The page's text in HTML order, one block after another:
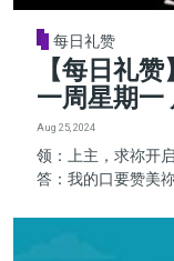
每日礼赞
【每日礼
一周星期一
Aug 25, 2024
领：上主，求祢开启
答：我的口要赞美祢